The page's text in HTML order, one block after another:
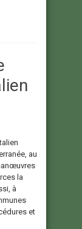
au
la
à
et